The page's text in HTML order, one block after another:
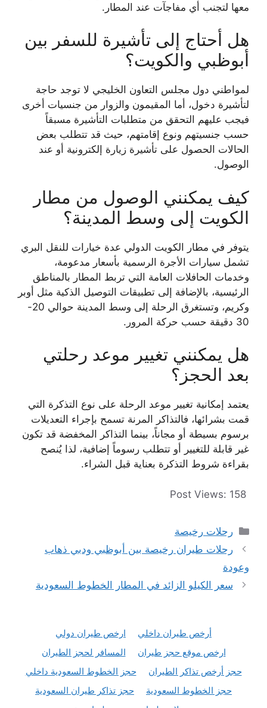
معها لتجنب أي مفاجآت عند المطار.
هل أحتاج إلى تأشيرة للسفر بين
أبوظبي والكويت؟
لمواطني دول مجلس التعاون الخليجي لا توجد حاجة
لتأشيرة دخول، أما المقيمون والزوار من جنسيات أخرى
فيجب عليهم التحقق من متطلبات التأشيرة مسبقاً
حسب جنسيتهم ونوع إقامتهم، حيث قد تتطلب بعض
الحالات الحصول على تأشيرة زيارة إلكترونية أو عند
الوصول.
كيف يمكنني الوصول من مطار
الكويت إلى وسط المدينة؟
يتوفر في مطار الكويت الدولي عدة خيارات للنقل البري
تشمل سيارات الأجرة الرسمية بأسعار مدعومة،
وخدمات الحافلات العامة التي تربط المطار بالمناطق
الرئيسية، بالإضافة إلى تطبيقات التوصيل الذكية مثل أوبر
وكريم، وتستغرق الرحلة إلى وسط المدينة حوالي 20-
30 دقيقة حسب حركة المرور.
هل يمكنني تغيير موعد رحلتي
بعد الحجز؟
يعتمد إمكانية تغيير موعد الرحلة على نوع التذكرة التي
قمت بشرائها، فالتذاكر المرنة تسمح بإجراء التعديلات
برسوم بسيطة أو مجاناً، بينما التذاكر المخفضة قد تكون
غير قابلة للتغيير أو تتطلب رسوماً إضافية، لذا يُنصح
بقراءة شروط التذكرة بعناية قبل الشراء.
Post Views: 158
التصنيفات
رحلات رخيصة
رحلات طيران رخيصة بين أبوظبي ودبي ذهاب
وعودة
سعر الكيلو الزائد في المطار الخطوط السعودية
أرخص طيران داخلي
ارخص طيران دولي
ارخص موقع حجز طيران
المسافر لحجز الطيران
حجز أرخص تذاكر الطيران
حجز الخطوط السعودية داخلي
حجز الخطوط السعودية
حجز تذاكر طيران السعودية